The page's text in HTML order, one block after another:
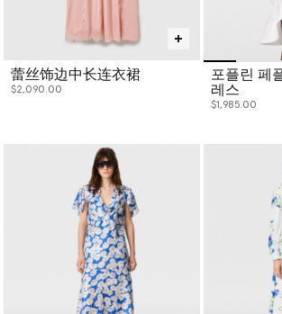
蕾丝饰边中长连衣裙
$2,090.00
포플린 페
레스
$1,985.00